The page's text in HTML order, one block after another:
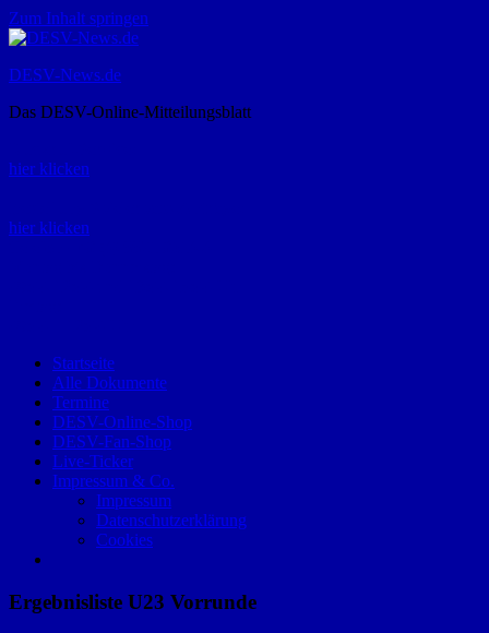
Zum Inhalt springen
DESV-News.de
Das DESV-Online-Mitteilungsblatt
hier klicken
hier klicken
Startseite
Alle Dokumente
Termine
DESV-Online-Shop
DESV-Fan-Shop
Live-Ticker
Impressum & Co.
Impressum
Datenschutzerklärung
Cookies
Ergebnisliste U23 Vorrunde